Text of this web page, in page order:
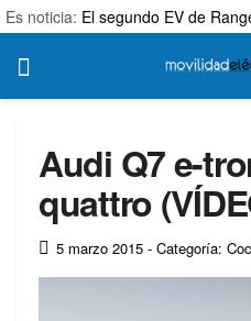
Es noticia: El segundo EV de
Audi Q7 e-
quattro
5 marzo 2015 - Categoría: